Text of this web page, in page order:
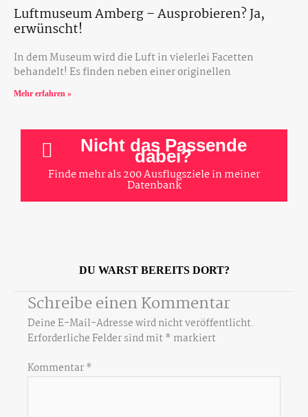
Luftmuseum Amberg – Ausprobieren? Ja,
erwünscht!
In dem Museum wird die Luft in vielerlei Facetten
behandelt! Es finden neben einer originellen
Mehr erfahren »
Nicht das Passende
dabei?
Finde mehr als 200 Ausflugsziele in meiner
Datenbank
DU WARST BEREITS DORT?
Schreibe einen Kommentar
Deine E-Mail-Adresse wird nicht veröffentlicht.
Erforderliche Felder sind mit* markiert
Kommentar*